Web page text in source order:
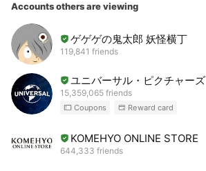
Accounts others are viewing
ゲゲゲの鬼太郎 妖怪横丁
119,841 friends
ユニバーサル・ピクチャーズ
15,359,065 friends
Coupons Reward card
KOMEHYO ONLINE STORE
644,333 friends